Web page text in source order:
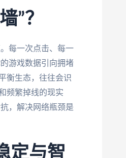
”？
每一次点击、每一
游戏数据引向拥堵
衡生态，往往会识
频繁掉线的现实
，解决网络瓶颈是
定与智